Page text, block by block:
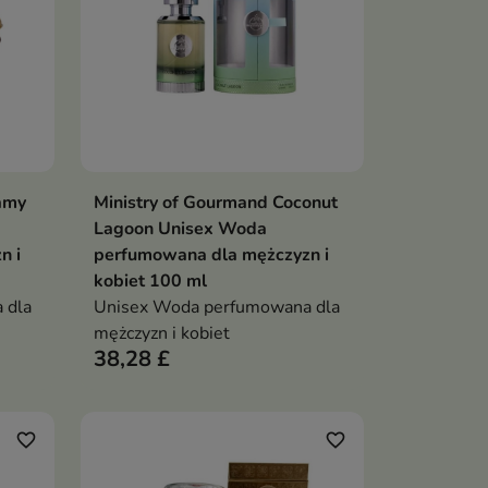
i
dla
Dodaj do koszyka
Ministry of Gourmand Coconut
Lagoon Unisex Woda
perfumowana dla mężczyzn i
kobiet 100 ml
Unisex Woda perfumowana dla
mężczyzn i kobiet
38,28 £
favorite_border favorite_border